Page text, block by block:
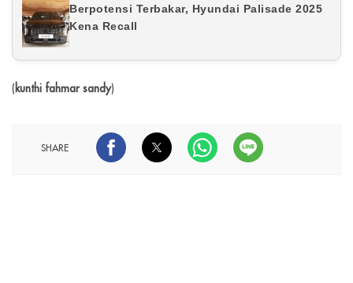
Berpotensi Terbakar, Hyundai Palisade 2025
Kena Recall
(kunthi fahmar sandy)
SHARE